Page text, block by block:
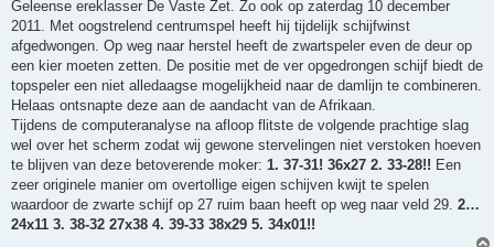
Geleense ereklasser De Vaste Zet. Zo ook op zaterdag 10 december
2011. Met oogstrelend centrumspel heeft hij tijdelijk schijfwinst
afgedwongen. Op weg naar herstel heeft de zwartspeler even de deur op
een kier moeten zetten. De positie met de ver opgedrongen schijf biedt de
topspeler een niet alledaagse mogelijkheid naar de damlijn te combineren.
Helaas ontsnapte deze aan de aandacht van de Afrikaan.
Tijdens de computeranalyse na afloop flitste de volgende prachtige slag
wel over het scherm zodat wij gewone stervelingen niet verstoken hoeven
te blijven van deze betoverende moker: 1. 37-31! 36x27 2. 33-28!! Een
zeer originele manier om overtollige eigen schijven kwijt te spelen
waardoor de zwarte schijf op 27 ruim baan heeft op weg naar veld 29. 2…
24x11 3. 38-32 27x38 4. 39-33 38x29 5. 34x01!!